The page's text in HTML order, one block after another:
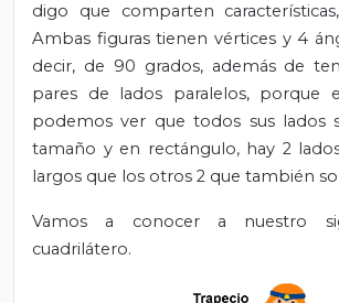
digo que comparten
Ambas figuras tienen vértices y 4
decir, de 90 grados, además de
pares de lados paralelos, porque
podemos ver que todos sus lados
tamaño y en rectángulo, hay 2
largos que los otros 2 que también
Vamos a conocer a nuestro
cuadrilátero.